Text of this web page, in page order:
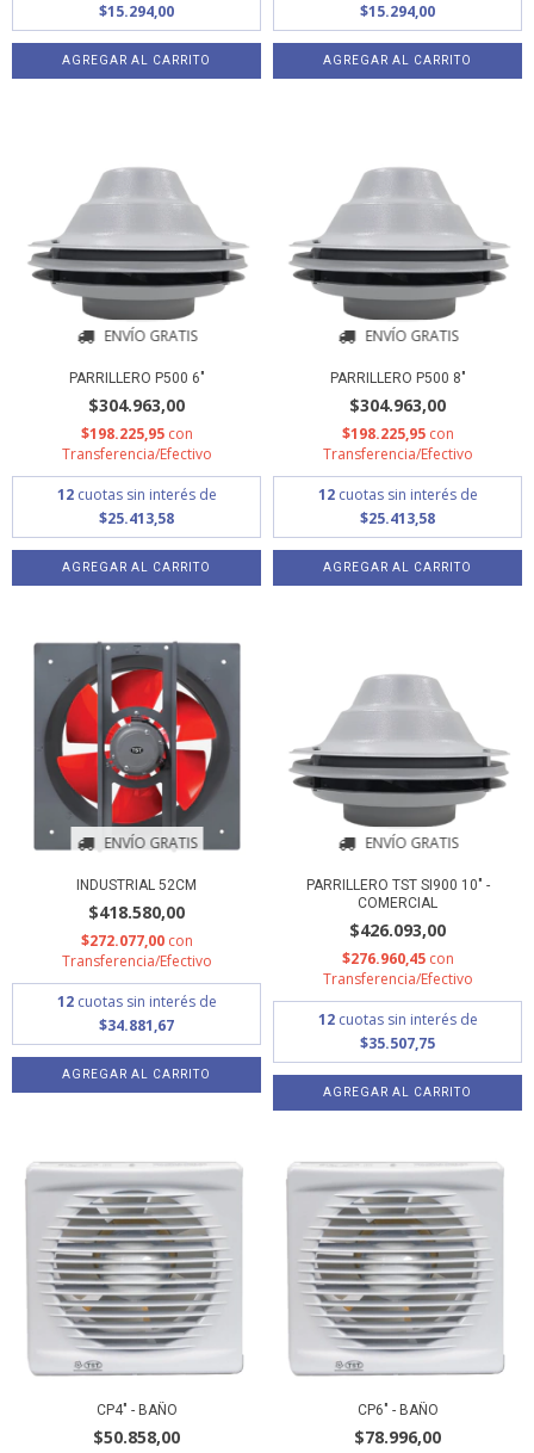
$15.294,00
$15.294,00
ENVÍO GRATIS
PARRILLERO P500 6"
$304.963,00
$198.225,95 con
Transferencia/Efectivo
12 cuotas sin interés de
$25.413,58
ENVÍO GRATIS
PARRILLERO P500 8"
$304.963,00
$198.225,95 con
Transferencia/Efectivo
12 cuotas sin interés de
$25.413,58
ENVÍO GRATIS
INDUSTRIAL 52CM
$418.580,00
$272.077,00 con
Transferencia/Efectivo
12 cuotas sin interés de
$34.881,67
ENVÍO GRATIS
PARRILLERO TST SI900 10" -
COMERCIAL
$426.093,00
$276.960,45 con
Transferencia/Efectivo
12 cuotas sin interés de
$35.507,75
CP4" - BAÑO
$50.858,00
CP6" - BAÑO
$78.996,00